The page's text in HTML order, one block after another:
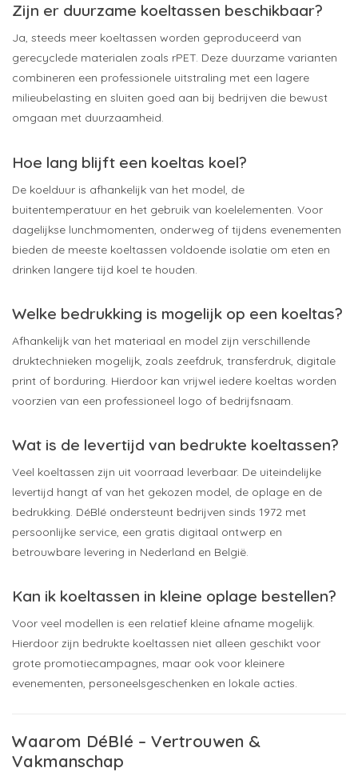
Zijn er duurzame koeltassen beschikbaar?
Ja, steeds meer koeltassen worden geproduceerd van
gerecyclede materialen zoals rPET. Deze duurzame varianten
combineren een professionele uitstraling met een lagere
milieubelasting en sluiten goed aan bij bedrijven die bewust
omgaan met duurzaamheid.
Hoe lang blijft een koeltas koel?
De koelduur is afhankelijk van het model, de
buitentemperatuur en het gebruik van koelelementen. Voor
dagelijkse lunchmomenten, onderweg of tijdens evenementen
bieden de meeste koeltassen voldoende isolatie om eten en
drinken langere tijd koel te houden.
Welke bedrukking is mogelijk op een koeltas?
Afhankelijk van het materiaal en model zijn verschillende
druktechnieken mogelijk, zoals zeefdruk, transferdruk, digitale
print of borduring. Hierdoor kan vrijwel iedere koeltas worden
voorzien van een professioneel logo of bedrijfsnaam.
Wat is de levertijd van bedrukte koeltassen?
Veel koeltassen zijn uit voorraad leverbaar. De uiteindelijke
levertijd hangt af van het gekozen model, de oplage en de
bedrukking. DéBlé ondersteunt bedrijven sinds 1972 met
persoonlijke service, een gratis digitaal ontwerp en
betrouwbare levering in Nederland en België.
Kan ik koeltassen in kleine oplage bestellen?
Voor veel modellen is een relatief kleine afname mogelijk.
Hierdoor zijn bedrukte koeltassen niet alleen geschikt voor
grote promotiecampagnes, maar ook voor kleinere
evenementen, personeelsgeschenken en lokale acties.
Waarom DéBlé – Vertrouwen &
Vakmanschap